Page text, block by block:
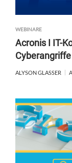
WEBINARE
Acronis I IT-
ALYSON GLASSER